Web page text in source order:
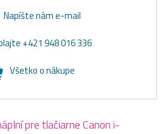
Napíšte nám e-mail
+421 948 016 336
Všetko o nákupe
pre tlačiarne Canon i-